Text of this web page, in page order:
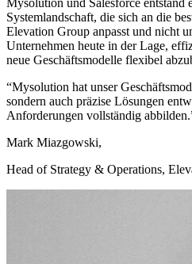
Systemlandschaft, die sich an die
Elevation Group anpasst und nicht
Unternehmen heute in der Lage,
neue Geschäftsmodelle flexibel
“Mysolution hat unser
sondern auch präzise Lösungen
Anforderungen vollständig abbilden.
Mark Miazgowski,
Head of Strategy & Operations,